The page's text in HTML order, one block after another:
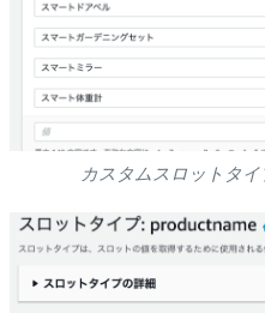
カスタムスロットタ